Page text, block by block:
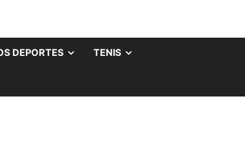
DEPORTES TENIS